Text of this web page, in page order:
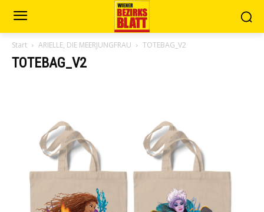
Start ARIELLE, DIE MEERJUNGFRAU TOTEBAG_V2
TOTEBAG_V2